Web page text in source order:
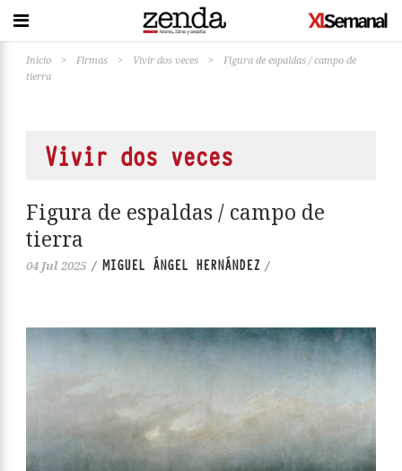
Inicio > Firmas > Vivir dos veces >
Figura de espaldas / campo de
tierra
Vivir dos veces
Figura de espaldas / campo de
tierra
04 Jul 2025 / MIGUEL ÁNGEL HERNÁNDEZ /